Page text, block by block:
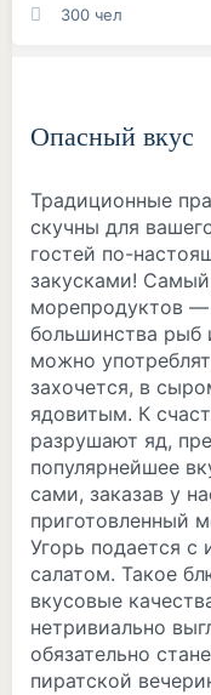
300 чел
Опасный вкус
Традиционные
скучны для
гостей по-
закусками!
морепродуктов —
большинства рыб
можно
захочется, в
ядовитым. К
разрушают яд,
популярнейшее
сами, заказав у
приготовленный
Угорь подается
салатом. Такое
вкусовые
нетривиально
обязательно
пиратской